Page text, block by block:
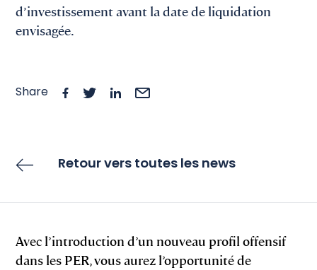
d’investissement avant la date de liquidation
envisagée.
Share
Retour vers toutes les news
Avec l’introduction d’un nouveau profil offensif
dans les PER, vous aurez l’opportunité de